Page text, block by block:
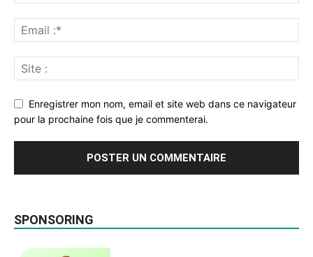
Enregistrer mon nom, email et site web dans ce navigateur
pour la prochaine fois que je commenterai.
SPONSORING